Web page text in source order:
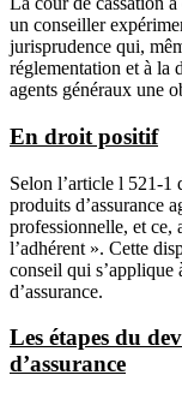
un conseiller
jurisprudence qui,
réglementation et à la
agents généraux une
En droit positif
Selon l’article l 521-1
produits d’assurance
professionnelle, et ce,
l’adhérent ». Cette
conseil qui s’applique
d’assurance.
Les étapes du
d’assurance